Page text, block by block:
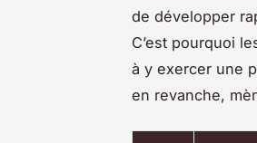
de développer
C’est pourquoi
à y exercer une
en revanche,